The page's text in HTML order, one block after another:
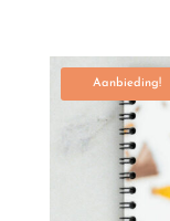
Aanbieding!